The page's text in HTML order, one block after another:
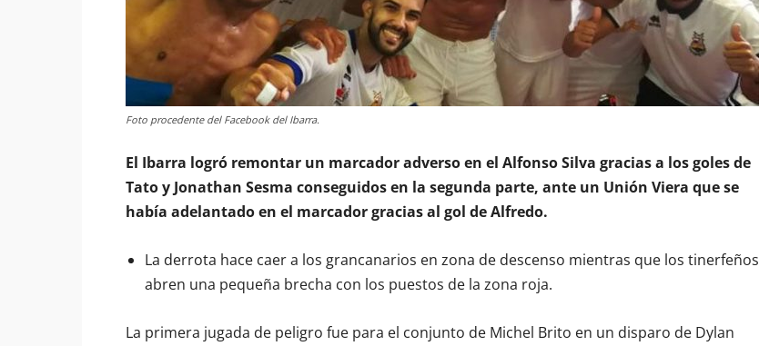
Foto procedente del Facebook del Ibarra.
El Ibarra logró remontar un marcador adverso en el Alfonso Silva gracias a los goles de
Tato y Jonathan Sesma conseguidos en la segunda parte, ante un Unión Viera que se
había adelantado en el marcador gracias al gol de Alfredo.
La derrota hace caer a los grancanarios en zona de descenso mientras que los tinerfeños
abren una pequeña brecha con los puestos de la zona roja.
La primera jugada de peligro fue para el conjunto de Michel Brito en un disparo de Dylan